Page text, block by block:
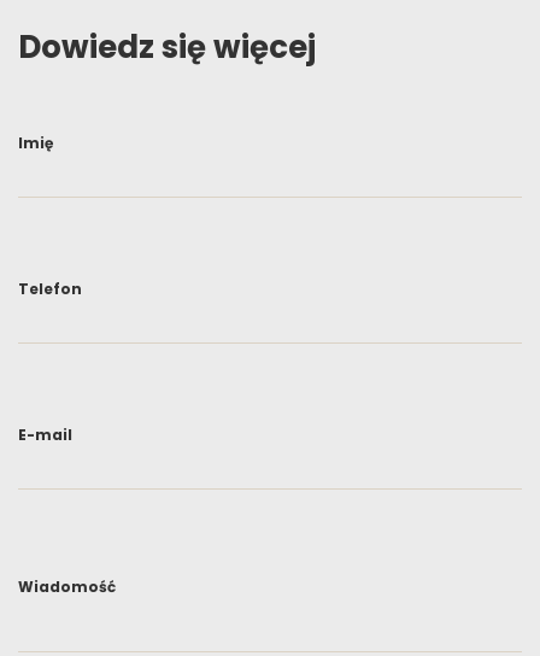
Dowiedz się więcej
Imię
Telefon
E-mail
Wiadomość